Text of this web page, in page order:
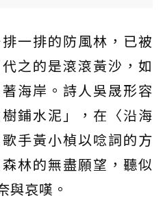
一排的防風林，已被
之的是滾滾黃沙，如
海岸。詩人吳晟形容
鋪水泥」，在〈沿海
手黃小楨以唸詞的方
林的無盡願望，聽似
與哀嘆。